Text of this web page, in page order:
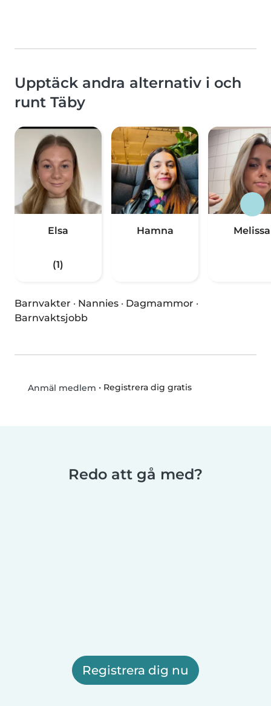
Upptäck andra alternativ i och
runt Täby
Elsa
(1)
Hamna Melissa
Barnvakter · Nannies · Dagmammor ·
Barnvaktsjobb
Anmäl medlem • Registrera dig gratis
Redo att gå med?
Registrera dig nu